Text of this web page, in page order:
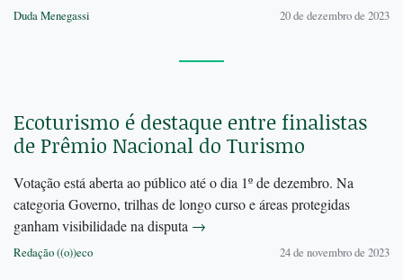
Duda Menegassi 20 de dezembro de 2023
Ecoturismo é destaque entre finalistas
de Prêmio Nacional do Turismo
Votação está aberta ao público até o dia 1º de dezembro. Na
categoria Governo, trilhas de longo curso e áreas protegidas
ganham visibilidade na disputa →
Redação ((o))eco 24 de novembro de 2023